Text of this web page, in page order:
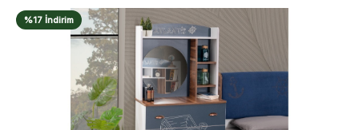
%17 İndirim